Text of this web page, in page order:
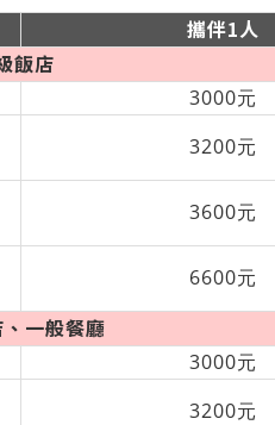
攜伴1人
飯店
3000元
3200元
3600元
6600元
一般餐廳
3000元
3200元